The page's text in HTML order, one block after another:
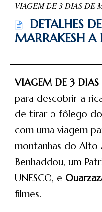
VIAGEM DE 3 DIAS DE
DETALHES
MARRAKESH A
VIAGEM DE 3 DIAS
para descobrir a
de tirar o fôlego do
com uma viagem
montanhas do Alto
Benhaddou, um
UNESCO, e
filmes.